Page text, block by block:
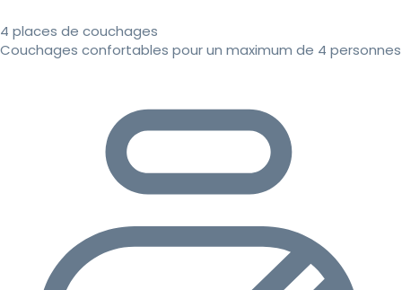
4 places de couchages
Couchages confortables pour un maximum de 4 personnes